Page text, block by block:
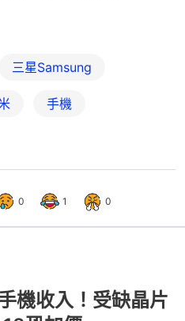
三星Samsung
手機
0 1 0
機收入！受缺晶片